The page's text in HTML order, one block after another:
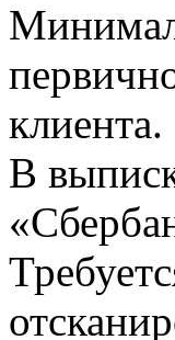
клиента.
В